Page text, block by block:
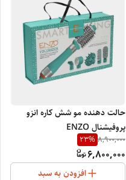
حالت دهنده مو شش کاره انزو
پروفیشنال ENZO
PROFESSIONAL ITALY EN-
750
8,900,000
23%
6,800,000
افزودن به سبد